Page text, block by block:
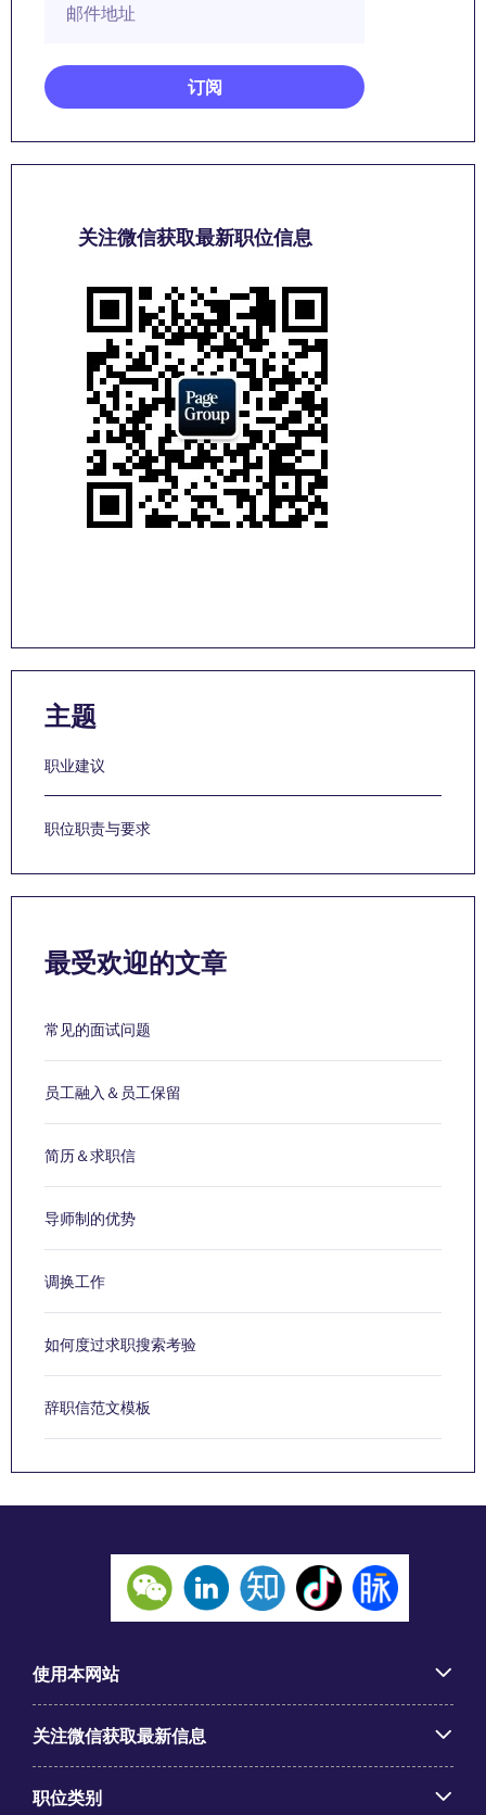
关注微信获取最新职位信息
主题
职业建议
职位职责与要求
最受欢迎的文章
常见的面试问题
员工融入＆员工保留
简历＆求职信
导师制的优势
调换工作
如何度过求职搜索考验
辞职信范文模板
使用本网站
关注微信获取最新信息
职位类别